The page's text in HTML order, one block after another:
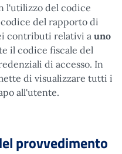
l'utilizzo del codice
del rapporto di
contributi relativi a uno
il codice fiscale del
di accesso. In
di visualizzare tutti i
all'utente.
provvedimento